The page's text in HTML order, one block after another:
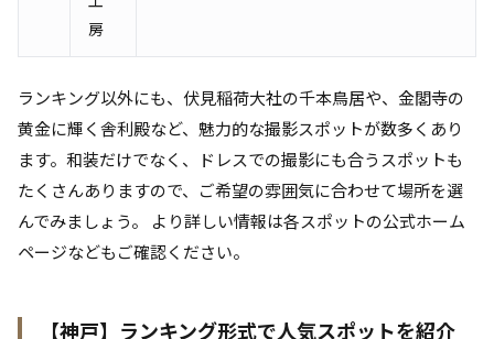
房
ランキング以外にも、伏見稲荷大社の千本鳥居や、金閣寺の
黄金に輝く舎利殿など、魅力的な撮影スポットが数多くあり
ます。和装だけでなく、ドレスでの撮影にも合うスポットも
たくさんありますので、ご希望の雰囲気に合わせて場所を選
んでみましょう。 より詳しい情報は各スポットの公式ホーム
ページなどもご確認ください。
【神戸】ランキング形式で人気スポットを紹介